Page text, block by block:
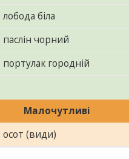
лобода біла
паслін чорний
портулак городній
Малочутливі
осот (види)